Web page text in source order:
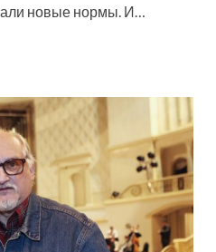
новые нормы. И…